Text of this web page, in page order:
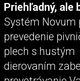
Priehľadný, ale
Systém Novum
prevedenie
plech s hustým
dierovaním